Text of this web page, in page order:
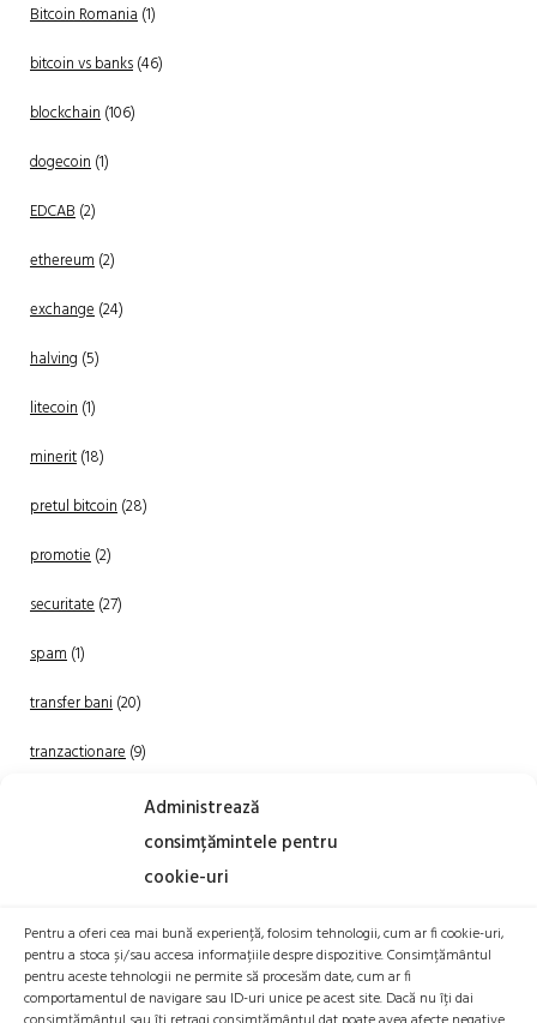
Administrează
consimțămintele pentru
cookie-uri
Pentru a oferi cea mai bună experiență, folosim tehnologii, cum ar fi cookie-uri,
pentru a stoca și/sau accesa informațiile despre dispozitive. Consimțământul
pentru aceste tehnologii ne permite să procesăm date, cum ar fi
comportamentul de navigare sau ID-uri unice pe acest site. Dacă nu îți dai
Bitcoin Romania(1)
bitcoin vs banks(46)
blockchain(106)
dogecoin(1)
EDCAB(2)
ethereum(2)
exchange(24)
halving (5)
litecoin(1)
minerit(18)
pretul bitcoin(28)
promotie(2)
securitate(27)
spam(1)
transfer bani(20)
tranzactionare(9)
(20)
TRANZACTIONEAZA